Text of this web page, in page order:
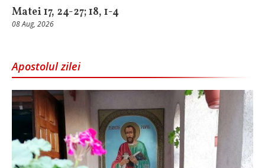
Matei 17, 24-27; 18, 1-4
08 Aug, 2026
Apostolul zilei